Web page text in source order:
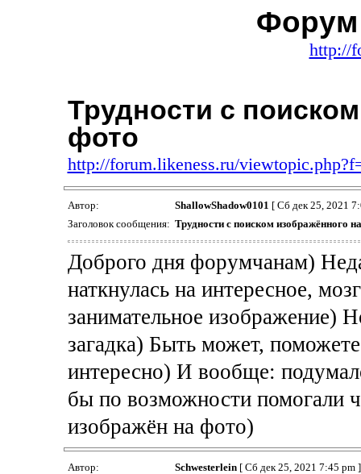
Форум
http://
Трудности с
фото
http://forum.likeness.ru/
Автор: ShallowShadow0101 [ Сб дек 25, 2021
Заголовок сообщения: Трудности с поиском изображённого
Доброго дня форумчанам)
наткнулась на интересное,
занимательное изображение)
загадка) Быть может,
интересно) И вообще:
бы по возможности помогали
изображён на фото)
Автор: Schwesterlein[ Сб дек 25, 2021 7:45 pm ]